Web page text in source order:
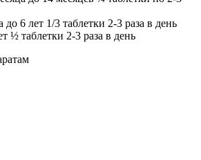
до 6 лет 1/3 таблетки 2-3 раза в день
½ таблетки 2-3 раза в день